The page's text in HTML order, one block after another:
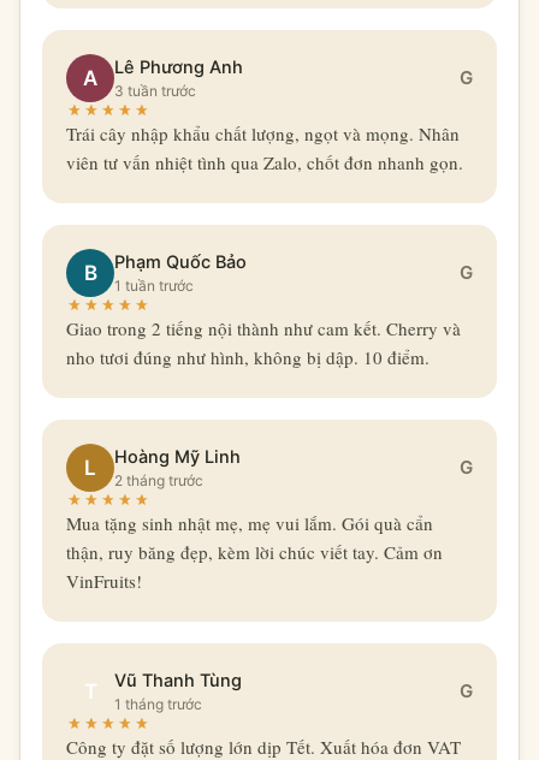
A Lê Phương Anh
3 tuần trước
G
Trái cây nhập khẩu chất lượng, ngọt và mọng. Nhân
viên tư vấn nhiệt tình qua Zalo, chốt đơn nhanh gọn.
B Phạm Quốc Bảo
1 tuần trước
G
Giao trong 2 tiếng nội thành như cam kết. Cherry và
nho tươi đúng như hình, không bị dập. 10 điểm.
L Hoàng Mỹ Linh
2 tháng trước
G
Mua tặng sinh nhật mẹ, mẹ vui lắm. Gói quà cẩn
thận, ruy băng đẹp, kèm lời chúc viết tay. Cảm ơn
VinFruits!
T Vũ Thanh Tùng
1 tháng trước
G
Công ty đặt số lượng lớn dịp Tết. Xuất hóa đơn VAT